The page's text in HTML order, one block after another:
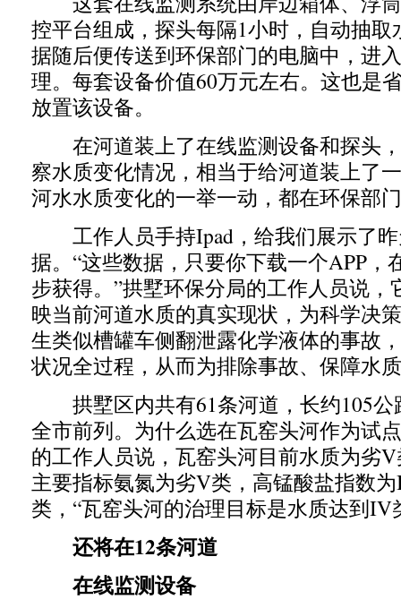
控平台组成，探头每隔1小时，自动抽
据随后便传送到环保部门的电脑中，进
理。每套设备价值60万元左右。这也是
放置该设备。
在河道装上了在线监测设备和探头
察水质变化情况，相当于给河道装上了
河水水质变化的一举一动，都在环保部
工作人员手持Ipad，给我们展示了昨
据。“这些数据，只要你下载一个APP，
步获得。”拱墅环保分局的工作人员说，
映当前河道水质的真实现状，为科学决
生类似槽罐车侧翻泄露化学液体的事故
状况全过程，从而为排除事故、保障水
拱墅区内共有61条河道，长约105公
全市前列。为什么选在瓦窑头河作为试
的工作人员说，瓦窑头河目前水质为劣
主要指标氨氮为劣V类，高锰酸盐指数
类，“瓦窑头河的治理目标是水质达到IV
还将在12条河道
在线监测设备